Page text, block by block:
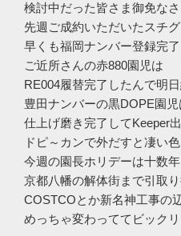
検討中だった皆さま御免な
先週ご成約いただいたスチ
早くも福岡ナンバー登録完了
ご近所さんの赤880園児は
RE004履替完了したんで明
豊田ナンバーの黒DOPE園児
仕上げ磨き完了してKeeper出
ドピ～カンで外だすと凄い
今週の園長ホリデーは十数
京都八幡の解体街まで引取
COSTCOとか新名神工事の
めっちゃ変わっててビック